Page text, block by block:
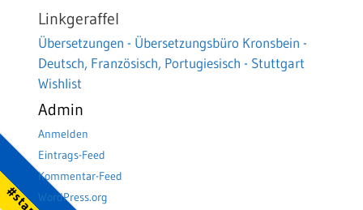
Linkgeraffel
Übersetzungen - Übersetzungsbüro Kronsbein -
Deutsch, Französisch, Portugiesisch - Stuttgart
Wishlist
Admin
Anmelden
Eintrags-Feed
Kommentar-Feed
WordPress.org